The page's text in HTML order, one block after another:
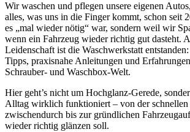
Wir waschen und pflegen unsere eigenen
alles, was uns in die Finger kommt, schon seit
es „mal wieder nötig“ war, sondern weil wir
wenn ein Fahrzeug wieder richtig gut dasteht.
Leidenschaft ist die Waschwerkstatt
Tipps, praxisnahe Anleitungen und
Schrauber- und Waschbox-Welt.
Hier geht’s nicht um Hochglanz-Gerede,
Alltag wirklich funktioniert – von der schnellen
zwischendurch bis zur gründlichen
wieder richtig glänzen soll.